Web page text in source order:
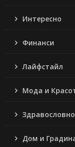
Интересно
Финанси
Лайфстайл
Мода и
Здравословно
Дом и